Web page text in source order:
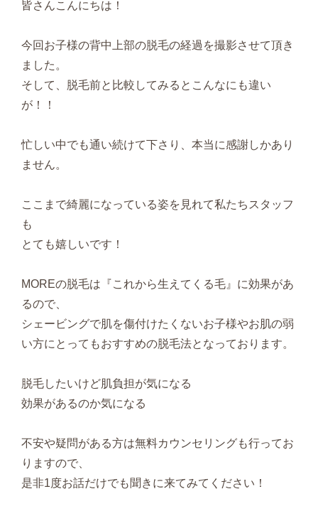
皆さんこんにちは！
今回お子様の背中上部の脱毛の経過を撮影させて頂き
ました。
そして、脱毛前と比較してみるとこんなにも違い
が！！
忙しい中でも通い続けて下さり、本当に感謝しかあり
ません。
ここまで綺麗になっている姿を見れて私たちスタッフ
も
とても嬉しいです！
MOREの脱毛は『これから生えてくる毛』に効果があ
るので、
シェービングで肌を傷付けたくないお子様やお肌の弱
い方にとってもおすすめの脱毛法となっております。
脱毛したいけど肌負担が気になる
効果があるのか気になる
不安や疑問がある方は無料カウンセリングも行ってお
りますので、
是非1度お話だけでも聞きに来てみてください！